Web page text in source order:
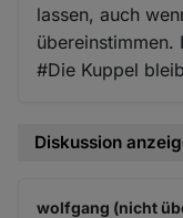
lassen, auch
übereinstimmen.
#Die Kuppel
Diskussion
wolfgang (nicht